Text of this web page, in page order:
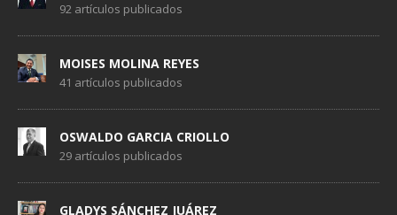
92 artículos publicados
MOISES MOLINA REYES
41 artículos publicados
OSWALDO GARCIA CRIOLLO
29 artículos publicados
GLADYS SÁNCHEZ JUÁREZ